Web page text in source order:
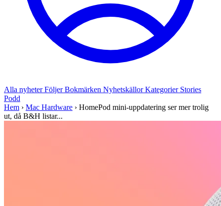
Alla nyheterFöljerBokmärken NyhetskällorKategorier Stories
Podd
Hem › Mac Hardware › HomePod mini-uppdatering ser mer trolig
ut, då B&H listar...